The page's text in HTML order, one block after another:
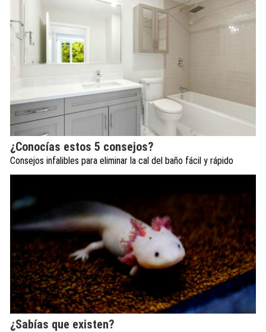
¿Conocías estos 5 consejos?
Consejos infalibles para eliminar la cal del baño fácil y rápido
¿Sabías que existen?